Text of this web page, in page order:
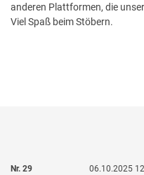
anderen Plattformen, die
Viel Spaß beim Stöbern.
Nr. 29 06.10.2025